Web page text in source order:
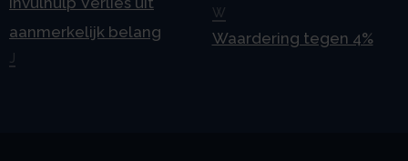
aanmerkelijk belang
W
Waardering tegen 4%